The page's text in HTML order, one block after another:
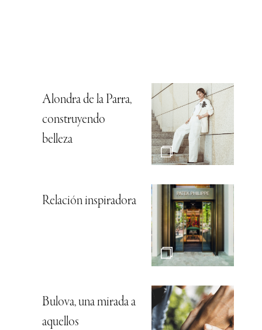
Alondra de la Parra,
construyendo
belleza
Relación inspiradora
Bulova, una mirada a
aquellos